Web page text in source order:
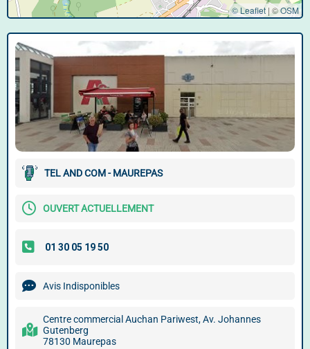
© Leaflet | ©OSM
TEL AND COM - MAUREPAS
OUVERT ACTUELLEMENT
Avis Indisponibles
Centre commercial Auchan Pariwest, Av. Johannes
Gutenberg
78130 Maurepas